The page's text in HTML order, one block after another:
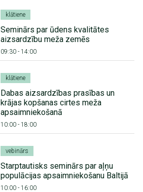
klātiene
Seminārs par ūdens kvalitātes
aizsardzību meža zemēs
09:30- 14:00
klātiene
Dabas aizsardzības prasības un
krājas kopšanas cirtes meža
apsaimniekošanā
10:00- 18:00
vebinārs
Starptautisks seminārs par aļņu
populācijas apsaimniekošanu Baltijā
10:00- 16:00